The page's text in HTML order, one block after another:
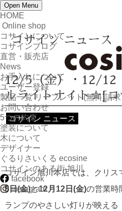
Open Menu
HOME
Online shop
コサインについて
コサインブログ
直営・販売店
News
お手入れについて
ユーザー登録
製品一覧 リーフレット(無料)請求
お問い合わせ
5つの約束
塗装について
木について
デザイナー
ぐるりさいくる ecosine
コサインのある街 旭川
facebook
instagram
コサイン ニュース
12/5（金）・12/12
ルライトナイト☆[コ
コサイン ニュース
コサイン旭川本店では、クリス
5日(金)と12月12日(金)の営業時
ランプのやさしい灯りが映える